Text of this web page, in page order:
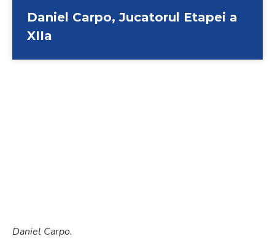
Daniel Carpo, Jucatorul Etapei a
XIIa
Daniel Carpo.